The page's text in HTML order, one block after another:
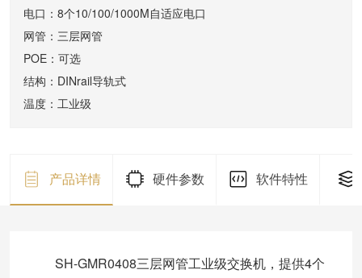
电口：8个10/100/1000M自适应电口
网管：三层网管
POE：可选
结构：DINrail导轨式
温度：工业级
产品详情 硬件参数 软件特性
SH-GMR0408三层网管工业级交换机，提供4个